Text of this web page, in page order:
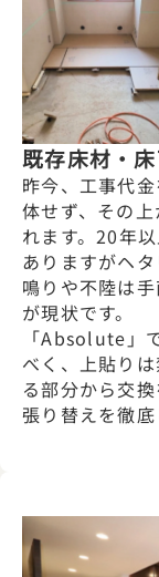
既存床材・
昨今、工事代
体せず、その
れます。20年
ありますがヘ
鳴りや不陸は
が現状です。
「Absolute」
べく、上貼り
る部分から交
張り替えを徹底